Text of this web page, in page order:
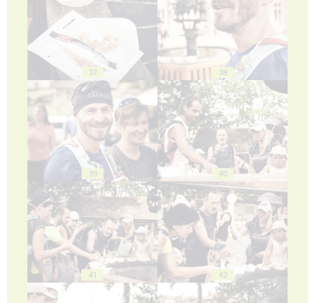
37 38
39 40
41 42